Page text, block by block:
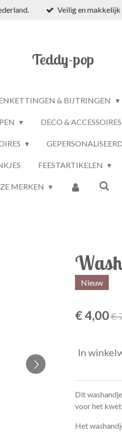
Veilig en
Teddy-pop
& BIJTRINGEN
DECO & ACCESSOIRES
FEESTARTIKELEN
MERKEN
Nieuw
€ 4,00€
In
Dit
voor het
Het